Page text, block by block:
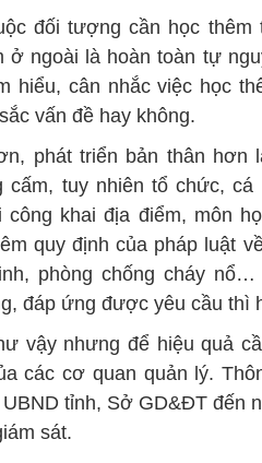
đối tượng cần học
ở ngoài là hoàn toàn tự
hiểu, cân nhắc việc học
vấn đề hay không.
phát triển bản thân hơn
cấm, tuy nhiên tổ chức,
công khai địa điểm, môn
quy định của pháp luật
phòng chống cháy
đáp ứng được yêu cầu thì
vậy nhưng để hiệu quả
các cơ quan quản lý.
tỉnh, Sở GD&ĐT đến
sát.